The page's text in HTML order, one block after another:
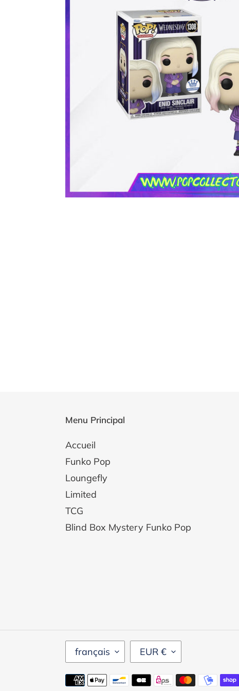
Menu Principal
Accueil
Funko Pop
Loungefly
Limited
TCG
Blind Box Mystery Funko Pop
LANGUE
français DEVISE
EUR €
Moyens